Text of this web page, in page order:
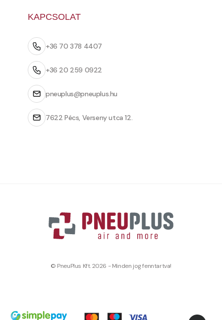
KAPCSOLAT
+36 70 378 4407
+36 20 259 0922
pneuplus@pneuplus.hu
7622 Pécs, Verseny utca 12.
© PneuPlus Kft. 2026 - Minden jog fenntartva!